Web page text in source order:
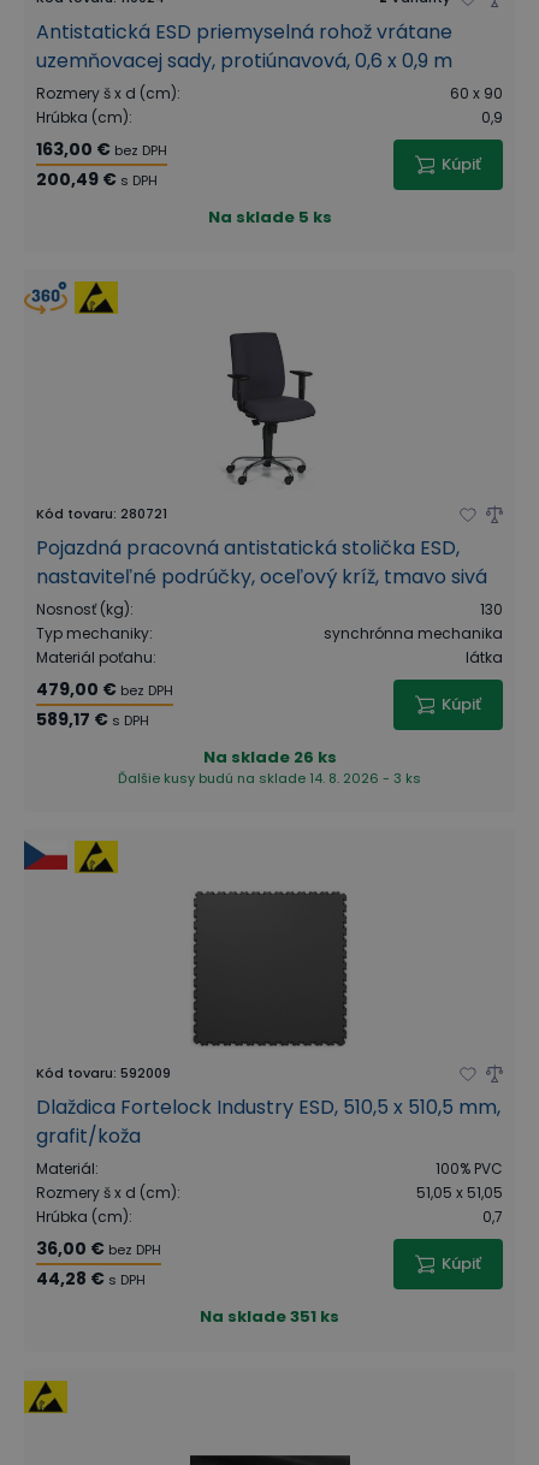
Antistatická ESD priemyselná rohož vrátane
uzemňovacej sady, protiúnavová, 0,6 x 0,9 m
Rozmery š x d (cm):
60 x 90
Hrúbka (cm): 0,9
163,00 € bez DPH
200,49 € s DPH
Kúpiť
Na sklade 5 ks
Kód tovaru: 280721
Pojazdná pracovná antistatická stolička ESD,
nastaviteľné podrúčky, oceľový kríž, tmavo sivá
Nosnosť (kg):
130
Typ mechaniky:
synchrónna mechanika
Materiál poťahu: látka
479,00 € bez DPH
589,17 € s DPH
Kúpiť
Na sklade 26 ks
Ďalšie kusy budú na sklade 14. 8. 2026 - 3 ks
Kód tovaru: 592009
Dlaždica Fortelock Industry ESD, 510,5 x 510,5 mm,
grafit/koža
Materiál:
100% PVC
Rozmery š x d (cm):
51,05 x 51,05
Hrúbka (cm): 0,7
36,00 € bez DPH
44,28 € s DPH
Kúpiť
Na sklade351 ks